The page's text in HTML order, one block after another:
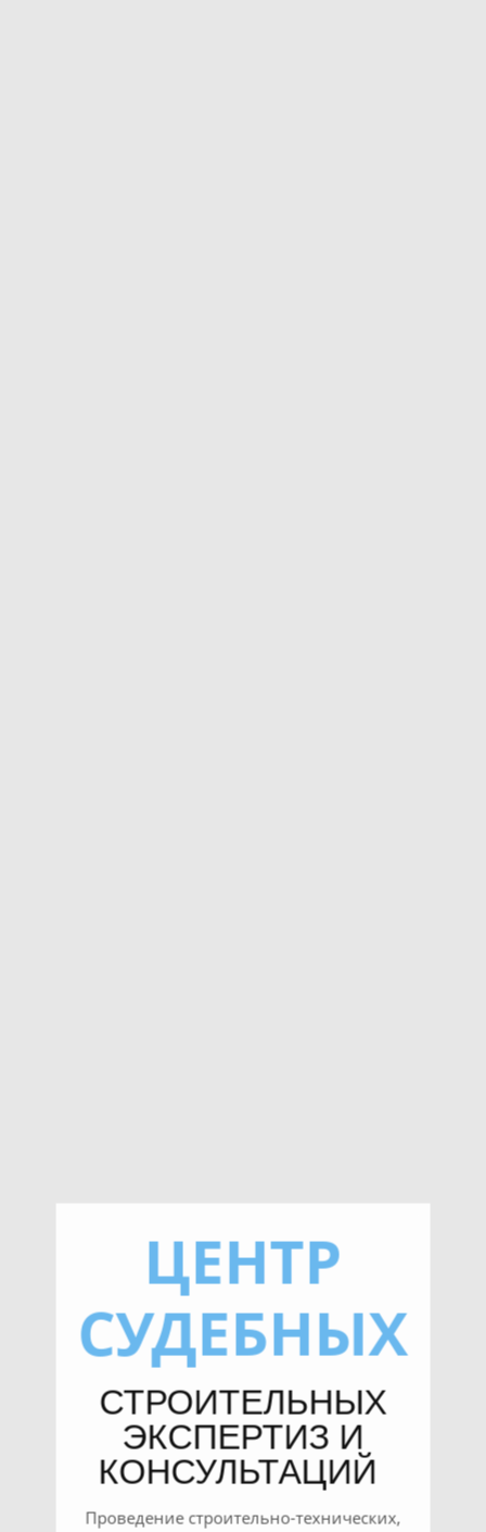
ЦЕНТР
СУДЕБНЫХ
СТРОИТЕЛЬНЫХ
ЭКСПЕРТИЗ И
КОНСУЛЬТАЦИЙ
Проведение строительно-технических,